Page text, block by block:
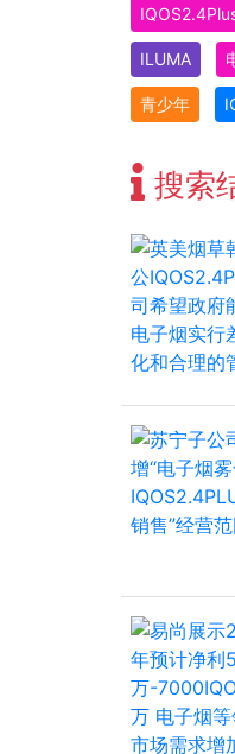
ILUMA
青少年
搜索